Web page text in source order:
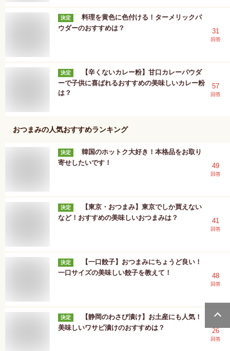
決定
料理を黄色に色付ける！ターメリックパ
ウダーのおすすめは？
31
回答
決定
【辛くないカレー粉】甘口カレーパウダ
ーで子供に喜ばれるおすすめの美味しいカレー粉
は？
57
回答
おつまみの人気おすすめランキング
決定
韓国のホットク大好き！本格品をお取り
寄せしたいです！
49
回答
決定
【東京・おつまみ】東京でしか買えない
など！おすすめの美味しいおつまみは？
41
回答
決定
【一口餃子】おつまみにちょうど良い！
一口サイズの美味しい餃子を教えて！
48
回答
決定
【静岡のわさび漬け】お土産にも人気！
美味しいワサビ漬けのおすすめは？
26
回答